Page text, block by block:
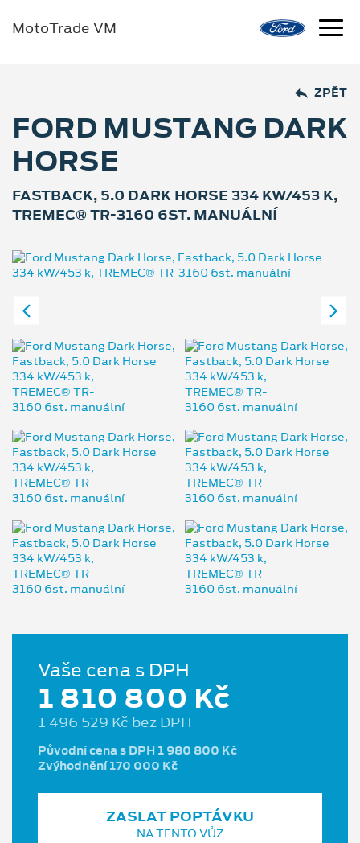
MotoTrade VM
ZPĚT
FORD MUSTANG DARK
HORSE
FASTBACK, 5.0 DARK HORSE 334 KW/453 K,
TREMEC® TR-3160 6ST. MANUÁLNÍ
Vaše cena s DPH
1 810 800 Kč
1 496 529 Kč bez DPH
Původní cena s DPH 1 980 800 Kč
Zvýhodnění 170 000 Kč
ZASLAT POPTÁVKU
NA TENTO VŮZ